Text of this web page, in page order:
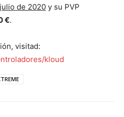
de 2020 y su PVP
€.
visitad:
kloud